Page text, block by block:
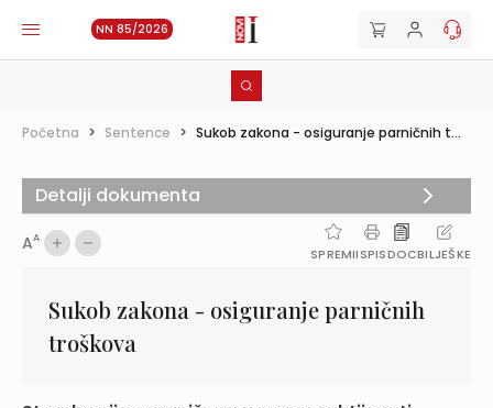
NN 85/2026
Početna > Sentence > Sukob zakona - osiguranje parničnih t...
AA
SPREMIISPISDOCBILJEŠKE
Sukob zakona - osiguranje parničnih
troškova
Detalji dokumenta